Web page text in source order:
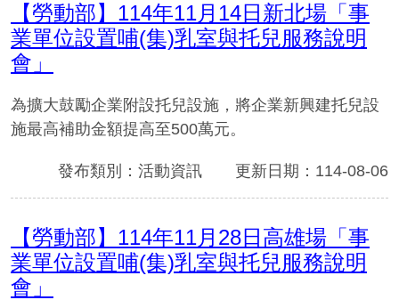
【勞動部】114年11月14日新北場「事
業單位設置哺(集)乳室與托兒服務說明
會」
為擴大鼓勵企業附設托兒設施，將企業新興建托兒設
施最高補助金額提高至500萬元。
發布類別：活動資訊 更新日期：114-08-06
【勞動部】114年11月28日高雄場「事
業單位設置哺(集)乳室與托兒服務說明
會」